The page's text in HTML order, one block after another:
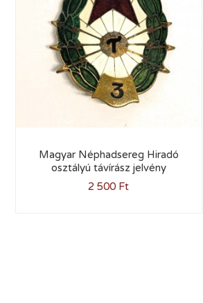
Magyar Néphadsereg Hiradó
osztályú távírász jelvény
2 500 Ft